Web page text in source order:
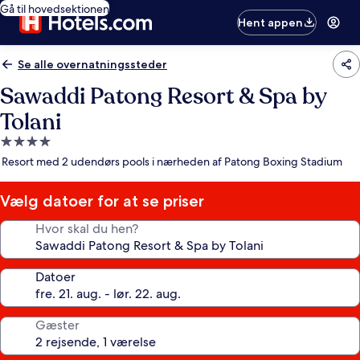
Gå til hovedsektionen
Hent appen
Se alle overnatningssteder
Sawaddi Patong Resort & Spa by
Tolani
4.0-
stjernet
Resort med 2 udendørs pools i nærheden af Patong Boxing Stadium
Vælg datoer for at se priser
Hvor skal du hen?
Datoer
Gæster